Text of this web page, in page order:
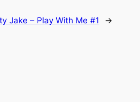
Jake – Play With Me #1 →